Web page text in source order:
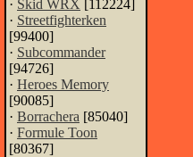
· Skid WRX [112224]
· Streetfighterken
[99400]
· Subcommander
[94726]
· Heroes Memory
[90085]
· Borrachera [85040]
· Formule Toon
[80367]